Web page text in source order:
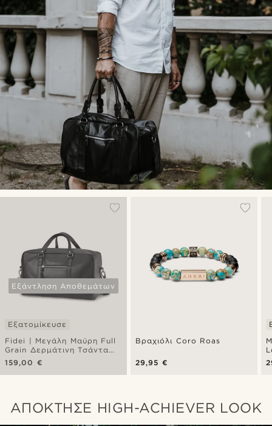
Εξάντληση Αποθεμάτων
Fidei | Μεγάλη Μαύρη Full
Grain Δερμάτινη Τσάντα
Weekend από Δέρμα
Κατσίκας
Εξατομίκευσε
159,00 €
Βραχιόλι Coro Roas
29,95 €
ΑΠΟΚΤΗΣΕ HIGH-ACHIEVER LOOK